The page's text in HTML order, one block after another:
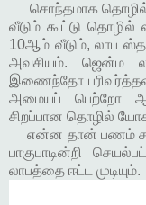
சொந்தமாக
வீடும் கூட்டு
10ஆம் வீடும், லாப
அவசியம். ஜென்ம
இணைந்தோ
அமையப் பெற்றோ
சிறப்பான தொழில்
என்ன தான் பணம்
பாகுபாடின்றி
லாபத்தை ஈட்ட முடியும்.